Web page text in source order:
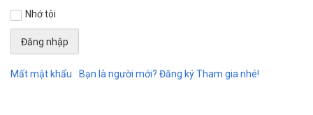
Nhớ tôi
Mất mật khẩu Bạn là người mới? Đăng ký Tham gia nhé!